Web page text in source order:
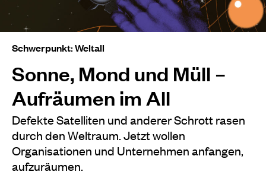
Schwerpunkt: Weltall
Sonne, Mond und Müll –
Aufräumen im All
Defekte Satelliten und anderer Schrott rasen
durch den Weltraum. Jetzt wollen
Organisationen und Unternehmen anfangen,
aufzuräumen.